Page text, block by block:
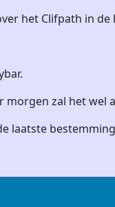
het Clifpath in
morgen zal het wel
laatste